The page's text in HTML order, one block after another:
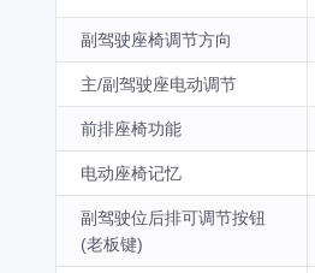
副驾驶座椅调节方向
主/副驾驶座电动调节
前排座椅功能
电动座椅记忆
副驾驶位后排可调节按钮
(老板键)